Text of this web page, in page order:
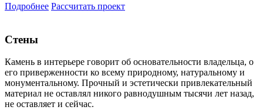
Подробнее Рассчитать проект
Стены
Камень в интерьере говорит об основательности владельца, о
его приверженности ко всему природному, натуральному и
монументальному. Прочный и эстетически привлекательный
материал не оставлял никого равнодушным тысячи лет назад,
не оставляет и сейчас.